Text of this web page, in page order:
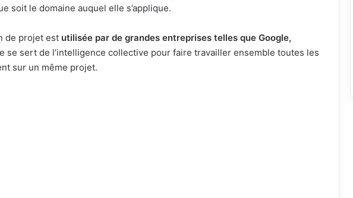
soit le domaine auquel elle s’applique.
de projet est utilisée par de grandes entreprises telles que Google,
se sert de l’intelligence collective pour faire travailler ensemble toutes les
sur un même projet.